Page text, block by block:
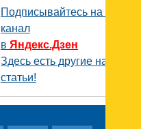
Подписывайтесь на наш
канал
в Яндекс.Дзен
Здесь есть другие наши
статьи!